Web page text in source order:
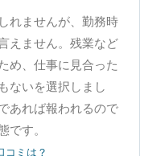
れませんが、勤務時
えません。残業など
め、仕事に見合った
ないを選択しまし
あれば報われるので
です。
コミは？